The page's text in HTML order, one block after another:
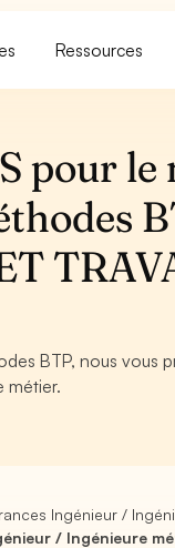
Ressources
pour le
BTP, nous vous
métier.
Ingénieur /
/ Ingénieure